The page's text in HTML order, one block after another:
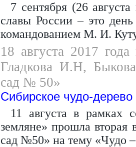
7 сентября (26
славы России – это
командованием М. И.
18 августа 2017
Гладкова И.Н,
сад № 50»
Сибирское чудо-дерево
11 августа в рамках
земляне» прошла
сад №50» на тему «Чудо